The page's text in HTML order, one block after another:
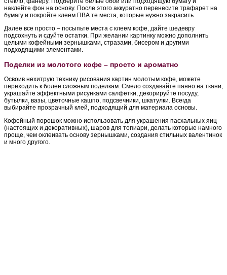
наклейте фон на основу. После этого аккуратно перенесите трафарет на
бумагу и покройте клеем ПВА те места, которые нужно закрасить.
Далее все просто – посыпьте места с клеем кофе, дайте шедевру
подсохнуть и сдуйте остатки. При желании картинку можно дополнить
целыми кофейными зернышками, стразами, бисером и другими
подходящими элементами.
Поделки из молотого кофе – просто и ароматно
Освоив нехитрую технику рисования картин молотым кофе, можете
переходить к более сложным поделкам. Смело создавайте панно на ткани,
украшайте эффектными рисунками салфетки, декорируйте посуду,
бутылки, вазы, цветочные кашпо, подсвечники, шкатулки. Всегда
выбирайте прозрачный клей, подходящий для материала основы.
Кофейный порошок можно использовать для украшения пасхальных яиц
(настоящих и декоративных), шаров для топиари, делать которые намного
проще, чем оклеивать основу зернышками, создания стильных валентинок
и много другого.